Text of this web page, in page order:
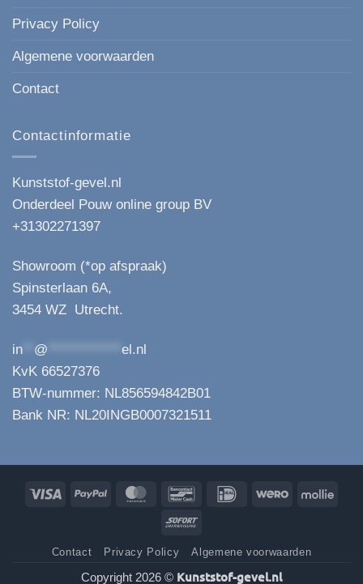
Privacy Policy
Algemene voorwaarden
Contact
Contactinformatie
Kunststof-gevel.nl
Onderdeel Pouw online group BV
+31302271397
Showroom (*op afspraak)
Spinsterlaan 6A,
3454 WZ Utrecht.
in @
el.nl
KvK 66527376
BTW-nummer: NL856594842B01
Bank NR: NL20INGB0007321511
Visa PayPal MasterCardBancontactIDeal Wero Mollie
Sofort
Contact Privacy Policy Algemene voorwaarden
Copyright 2026 © Kunststof-gevel.nl